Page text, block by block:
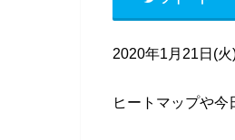
2020年1月21日(
ヒートマップや今